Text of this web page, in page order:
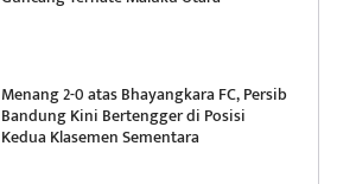
Menang 2-0 atas Bhayangkara FC, Persib
Bandung Kini Bertengger di Posisi
Kedua Klasemen Sementara